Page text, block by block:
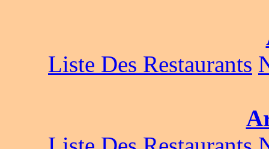
Liste Des Restaurants